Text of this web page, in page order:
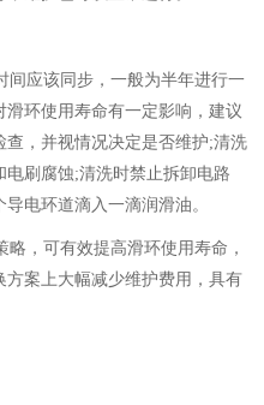
应该同步，一般为半年进行一
环使用寿命有一定影响，建议
查，并视情况决定是否维护;清洗
刷腐蚀;清洗时禁止拆卸电路
电环道滴入一滴润滑油。
略，可有效提高滑环使用寿命，
方案上大幅减少维护费用，具有